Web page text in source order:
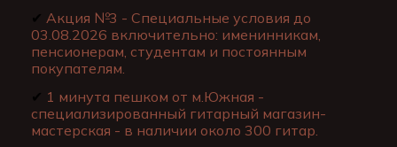
✔ Акция №3 - Специальные условия до
03.08.2026 включительно: именинникам,
пенсионерам, студентам и постоянным
покупателям.
✔ 1 минута пешком от м.Южная -
специализированный гитарный магазин-
мастерская - в наличии около 300 гитар.